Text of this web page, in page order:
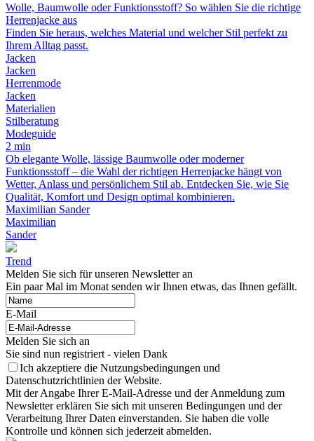
Wolle, Baumwolle oder Funktionsstoff? So wählen Sie die richtige
Herrenjacke aus
Finden Sie heraus, welches Material und welcher Stil perfekt zu
Ihrem Alltag passt.
Jacken
Jacken
Herrenmode
Jacken
Materialien
Stilberatung
Modeguide
2 min
Ob elegante Wolle, lässige Baumwolle oder moderner
Funktionsstoff – die Wahl der richtigen Herrenjacke hängt von
Wetter, Anlass und persönlichem Stil ab. Entdecken Sie, wie Sie
Qualität, Komfort und Design optimal kombinieren.
Maximilian Sander
Maximilian
Sander
Trend
Melden Sie sich für unseren Newsletter an
Ein paar Mal im Monat senden wir Ihnen etwas, das Ihnen gefällt.
E-Mail
Melden Sie sich an
Sie sind nun registriert - vielen Dank
Ich akzeptiere die Nutzungsbedingungen und
Datenschutzrichtlinien der Website.
Mit der Angabe Ihrer E-Mail-Adresse und der Anmeldung zum
Newsletter erklären Sie sich mit unseren Bedingungen und der
Verarbeitung Ihrer Daten einverstanden. Sie haben die volle
Kontrolle und können sich jederzeit abmelden.